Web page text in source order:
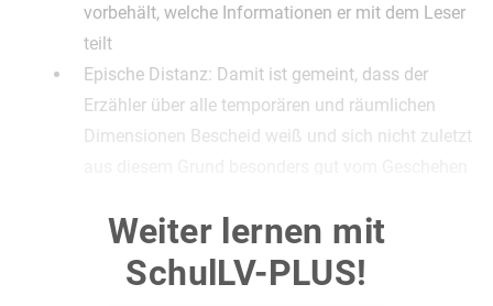
vorbehält, welche Informationen er mit dem Leser
teilt
Epische Distanz: Damit ist gemeint, dass der
Erzähler über alle temporären und räumlichen
Dimensionen Bescheid weiß und sich nicht zuletzt
im Falle vonDas Marmorbildeine gewisse Distanz
zwischen sich selbst und der Erzählung auf
Vogelperspektive: Der Erzähler ist dem Leser
Weiter lernen mit
SchulLV-PLUS!